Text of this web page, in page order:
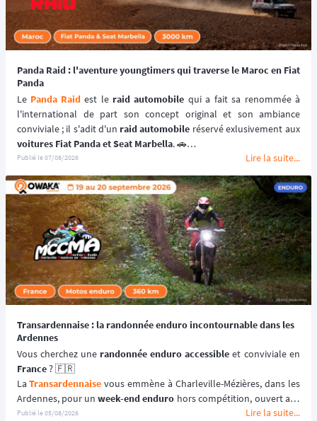
Panda Raid : l'aventure youngtimers qui traverse le Maroc en Fiat
Panda
Le Panda Raid est le raid automobile qui a fait sa renommée à
l'international de part son concept original et son ambiance
conviviale ; il s'adit d'un raid automobile
voitures Fiat Panda et Seat Marbella. 🚗
Une véritable aventure offroad qui se déroule au coeur du désert
marocain à bord de véhicules youngtimers. 🚘🌵
📆 Prochaines dates : du 3 au 10 avril 2027.
Publié le07/08/2026 Lire la suite...
Transardennaise : la randonnée enduro incontournable dans les
Ardennes
Vous cherchez une randonnée enduro accessible
France ? 🇫🇷
La Transardennaise vous emmène à Charleville-Mézières, dans les
Ardennes, pour un week-end enduro hors compétition, ouvert aux
motos enduro, trail et trial dès 125 cm³. 🏍️
Publié le05/08/2026 Lire la suite...